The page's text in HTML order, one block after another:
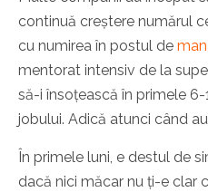
continuă creștere numărul
cu numirea în postul de
mentorat intensiv de la
să-i însoțească în primele
jobului. Adică atunci când
În primele luni, e destul de
dacă nici măcar nu ți-e clar